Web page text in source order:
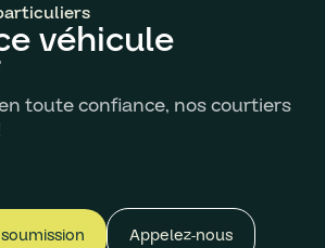
véhicule
toute confiance, nos courtiers
Appelez-nous